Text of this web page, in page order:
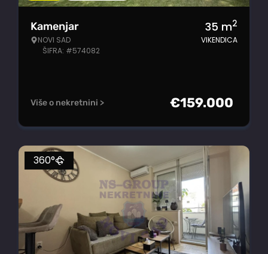
Kamenjar
NOVI SAD
ŠIFRA: #574082
35 m2
VIKENDICA
Više o nekretnini > €159.000
360°